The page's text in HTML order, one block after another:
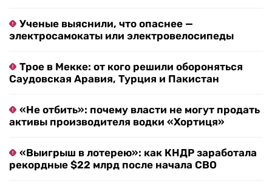
Ученые выяснили, что опаснее —
электросамокаты или электровелосипеды
Трое в Мекке: от кого решили обороняться
Саудовская Аравия, Турция и Пакистан
«Не отбить»: почему власти не могут продать
активы производителя водки «Хортиця»
«Выигрыш в лотерею»: как КНДР заработала
рекордные $22 млрд после начала СВО